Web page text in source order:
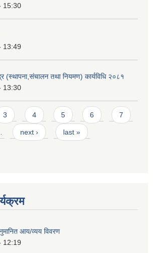
15:30
13:49
(स्थापना,संचालन तथा नियमण) कार्यविधि २०८१
13:30
3 4 5 6 7
next › last »
आय/व्यय विवरण
12:19